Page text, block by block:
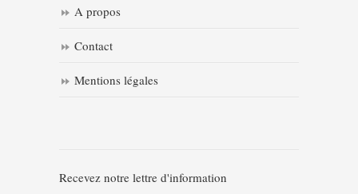
A propos
Contact
Mentions légales
Recevez notre lettre d'information